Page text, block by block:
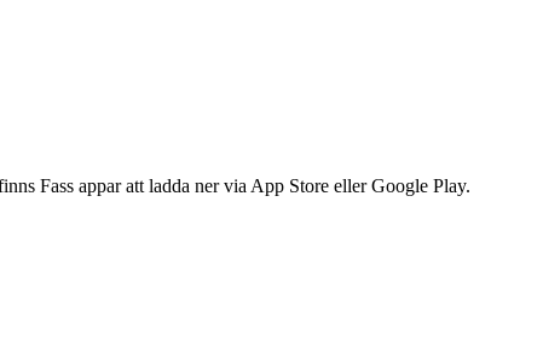
Fass appar att ladda ner via App Store eller Google Play.